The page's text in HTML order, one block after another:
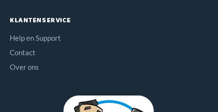
KLANTENSERVICE
Help en Support
Contact
Over ons